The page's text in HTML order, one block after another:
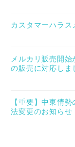
カスタマーハラス
メルカリ販売開
の販売に対応しま
【重要】中東情
法変更のお知らせ